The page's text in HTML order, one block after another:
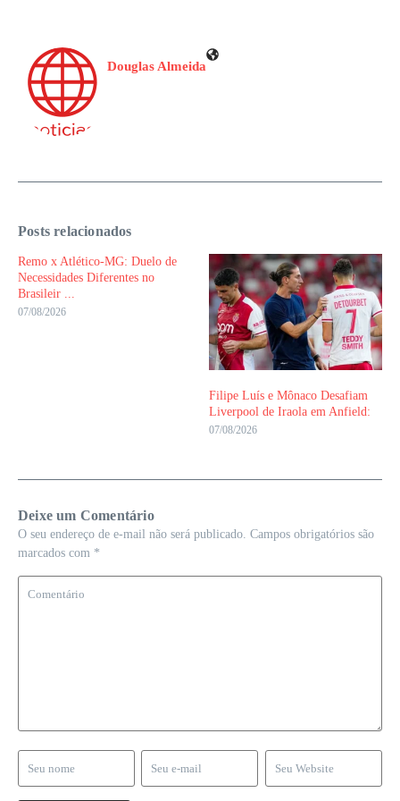
Douglas Almeida
Posts relacionados
Remo x Atlético-MG: Duelo de
Necessidades Diferentes no
Brasileir ...
07/08/2026
Filipe Luís e Mônaco Desafiam
Liverpool de Iraola em Anfield:
07/08/2026
Deixe um Comentário
O seu endereço de e-mail não será publicado. Campos obrigatórios são
marcados com *